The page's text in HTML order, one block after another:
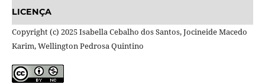
LICENÇA
Copyright (c) 2025 Isabella Cebalho dos Santos, Jocineide Macedo
Karim, Wellington Pedrosa Quintino